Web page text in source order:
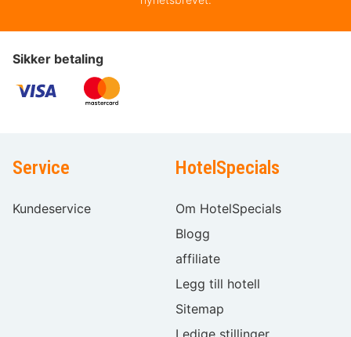
Sikker betaling
Service
Kundeservice
HotelSpecials
Om HotelSpecials
Blogg
affiliate
Legg till hotell
Sitemap